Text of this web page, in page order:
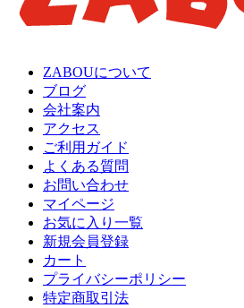
ZABOUについて
ブログ
会社案内
アクセス
ご利用ガイド
よくある質問
お問い合わせ
マイページ
お気に入り一覧
新規会員登録
カート
プライバシーポリシー
特定商取引法